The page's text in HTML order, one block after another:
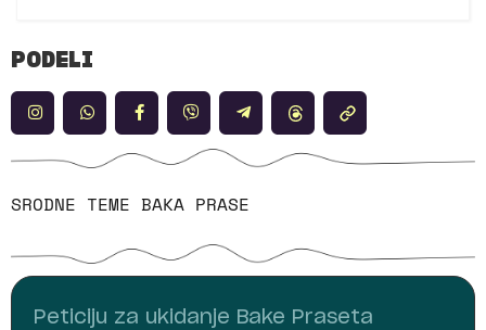
PODELI
SRODNE TEME BAKA PRASE
Peticiju za ukidanje Bake Praseta